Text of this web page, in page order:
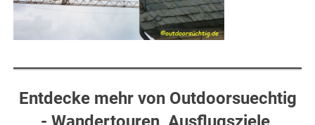
Entdecke mehr von Outdoorsuechtig